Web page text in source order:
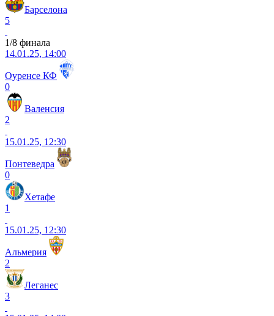
Барселона
5
1/8 финала
14.01.25, 14:00
Оуренсе КФ
0
Валенсия
2
15.01.25, 12:30
Понтеведра
0
Хетафе
1
15.01.25, 12:30
Альмерия
2
Леганес
3